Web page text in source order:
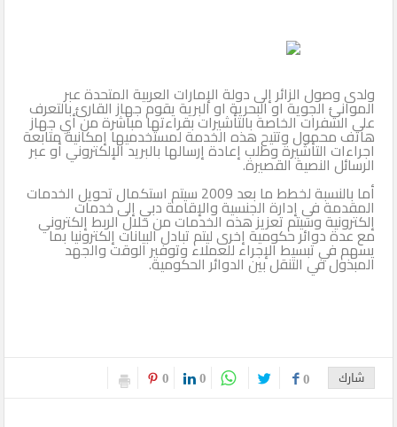
ولدى وصول الزائر إلى دولة الإمارات العربية المتحدة عبر
الموانئ الجوية او البحرية او البرية يقوم جهاز القارئ بالتعرف
على الشفرات الخاصة بالتأشيرات بقراءتها مباشرة من أي جهاز
هاتف محمول وتتيح هذه الخدمة لمستخدميها إمكانية متابعة
اجراءات التأشيرة وطلب إعادة إرسالها بالبريد الإلكتروني أو عبر
الرسائل النصية القصيرة.
أما بالنسبة لخطط ما بعد 2009 سيتم استكمال تحويل الخدمات
المقدمة في إدارة الجنسية والإقامة دبي إلى خدمات
إلكترونية وسيتم تعزيز هذه الخدمات من خلال الربط إلكتروني
مع عدة دوائر حكومية إخرى ليتم تبادل البيانات إلكترونيا بما
يسهم في تبسيط الإجراء للعملاء وتوفير الوقت والجهد
المبذول في التنقل بين الدوائر الحكومية.
شارك 0
0
0